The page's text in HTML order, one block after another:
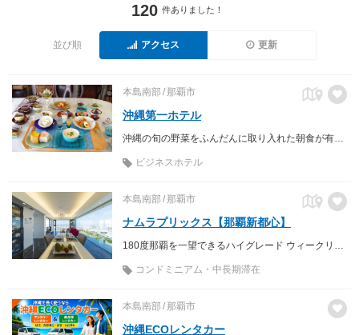
120 件ありました！
並び順 アクセス 更新
本島南部 那覇市
沖縄第一ホテル
沖縄の旬の野菜をふんだんに取り入れた朝食が有名な老舗ホテル
ビジネスホテル
本島南部 那覇市
ナムラプリックス【那覇新都心】
コンドミニアム・中長期滞在
本島南部 那覇市
沖縄ECOレンタカー